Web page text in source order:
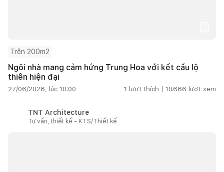
Trên 200m2
Ngôi nhà mang cảm hứng Trung Hoa với kết cấu lộ
thiên hiện đại
27/06/2026, lúc 10:00 1 lượt thích | 10.666 lượt xem
TNT Architecture
Tư vấn, thiết kế - KTS/Thiết kế